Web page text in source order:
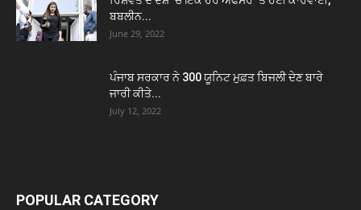
ਬਬਲੀਨ...
June 29, 2022
ਪੰਜਾਬ ਸਰਕਾਰ ਨੇ 300 ਯੂਨਿਟ ਮੁਫ਼ਤ ਬਿਜਲੀ ਦੇਣ ਬਾਰੇ
ਜਾਰੀ ਕੀਤੇ...
July 12, 2022
POPULAR CATEGORY